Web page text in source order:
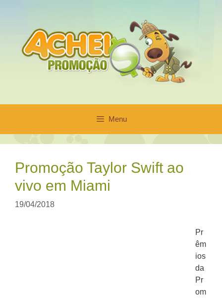
conteúdo
Menu
Promoção Taylor Swift ao
vivo em Miami
19/04/2018
Pr
êm
ios
da
Pr
om